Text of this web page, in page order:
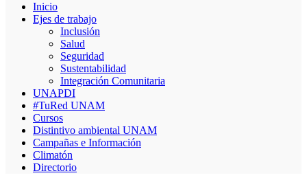
Inicio
Ejes de trabajo
Inclusión
Salud
Seguridad
Sustentabilidad
Integración Comunitaria
UNAPDI
#TuRed UNAM
Cursos
Distintivo ambiental UNAM
Campañas e Información
Climatón
Directorio